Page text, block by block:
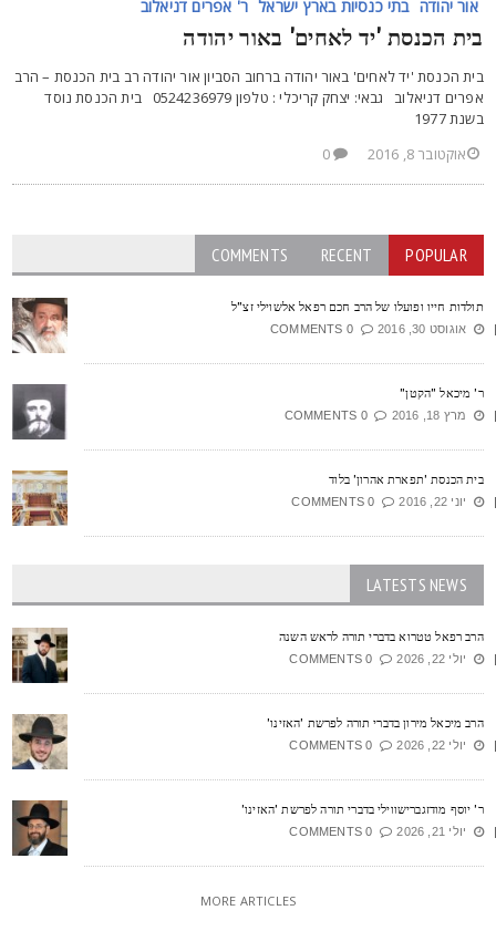
אור יהודה בתי כנסיות בארץ ישראל ר' אפרים דניאלוב
הכנסת 'יד לאחים' באור יהודה
הכנסת 'יד לאחים' באור יהודה ברחוב הסביון אור יהודה רב בית הכנסת – הרב
אפרים דניאלוב גבאי: יצחק קריכלי : טלפון 0524236979 בית הכנסת נוסד
1977
אוקטובר 8, 2016
0
POPULAR
RECENT
COMMENTS
חייו ופועלו של הרב חכם רפאל אלשוילי זצ"ל
אוגוסט 30, 2016 0 COMMENTS
מיכאל "הקטן"
מרץ 18, 2016 0 COMMENTS
הכנסת 'תפארת אהרון' בלוד
יוני 22, 2016 0 COMMENTS
LATESTS NEWS
רפאל טטרוא בדברי תורה לראש השנה
יולי 22, 2026 0 COMMENTS
מיכאל מירון בדברי תורה לפרשת 'האזינו'
יולי 22, 2026 0 COMMENTS
יוסף מודזגברישווילי בדברי תורה לפרשת 'האזינו'
יולי 21, 2026 0 COMMENTS
MORE ARTICLES